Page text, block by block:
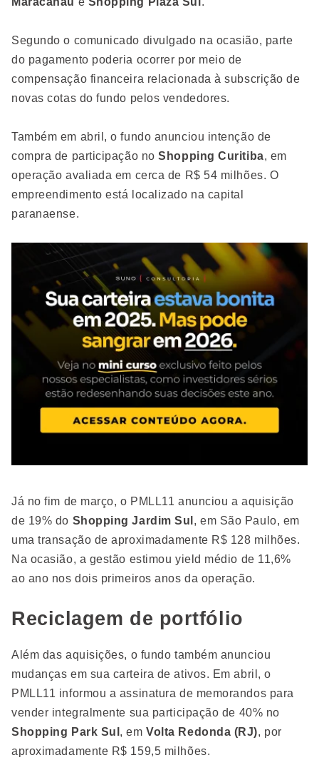
Segundo o comunicado divulgado na ocasião, parte
do pagamento poderia ocorrer por meio de
compensação financeira relacionada à subscrição de
novas cotas do fundo pelos vendedores.
Também em abril, o fundo anunciou intenção de
compra de participação noShopping Curitiba, em
operação avaliada em cerca de R$ 54 milhões. O
empreendimento está localizado na capital
paranaense.
Já no fim de março, o PMLL11 anunciou a aquisição
de 19% do Shopping Jardim Sul , em São Paulo, em
uma transação de aproximadamente R$ 128 milhões.
Na ocasião, a gestão estimou yield médio de 11,6%
ao ano nos dois primeiros anos da operação.
Reciclagem de portfólio
Além das aquisições, o fundo também anunciou
mudanças em sua carteira de ativos. Em abril, o
PMLL11 informou a assinatura de memorandos para
vender integralmente sua participação de 40% no
Shopping Park Sul , emVolta Redonda (RJ), por
aproximadamente R$ 159,5 milhões.